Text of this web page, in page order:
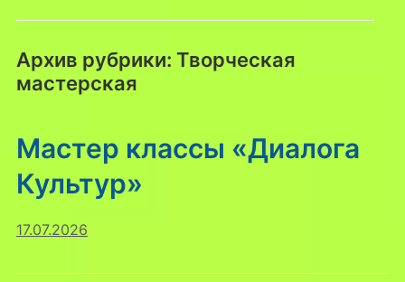
Архив рубрики: Творческая
мастерская
Мастер классы «Диалога
Культур»
17.07.2026